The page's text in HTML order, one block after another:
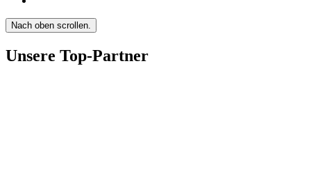
Nach oben scrollen.
Unsere Top-Partner